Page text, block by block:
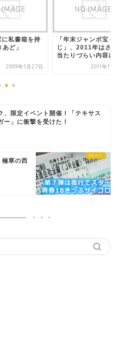
私書箱を持
ど」
2009年1月27日
「年末ジャンボ宝く
じ」、2011年はさ
当たりづらい内容に
2011年11
、限定イベント開催！「テキサス
ー」に衝撃を受けた！
寒の西